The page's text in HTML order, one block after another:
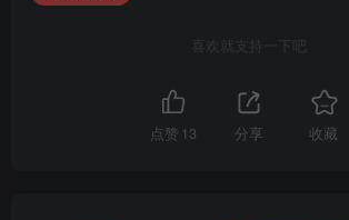
喜欢就支持一下吧
点赞 13 分享 收藏